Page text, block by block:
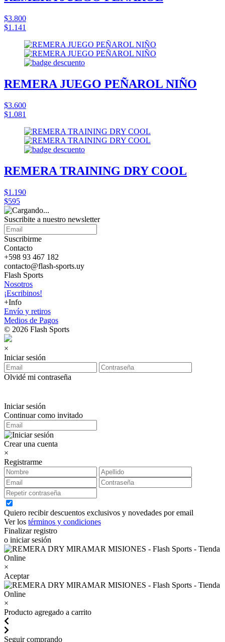
$3.800
$1.141
REMERA JUEGO PEÑAROL NIÑO
$3.600
$1.081
REMERA TRAINING DRY COOL
$1.190
$595
Suscribite a nuestro newsletter
Suscribirme
Contacto
+598 93 467 182
contacto@flash-sports.uy
Flash Sports
Nosotros
¡Escribinos!
+Info
Envío y retiros
Medios de Pagos
© 2026 Flash Sports
×
Iniciar sesión
Olvidé mi contraseña
Iniciar sesión
Continuar como invitado
Crear una cuenta
×
Registrarme
Quiero recibir descuentos exclusivos y novedades por email
Ver los términos y condiciones
Finalizar registro
o iniciar sesión
×
Aceptar
×
Producto agregado a carrito
Seguir comprando